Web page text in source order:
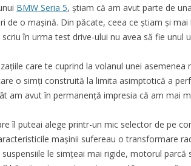
BMW Seria 5, știam că am avut parte de
de o mașină. Din păcate, ceea ce știam și mai
în urma test drive-ului nu avea să fie unul
care te cuprind la volanul unei asemenea
o simți construită la limita asimptotică a
am avut în permanență impresia că am mai
îl puteai alege printr-un mic selector de pe
mașinii sufereau o transformare
le simțeai mai rigide, motorul parcă